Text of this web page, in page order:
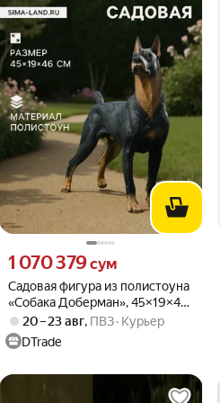
Садовая фигура из полистоуна
«Собака Доберман», 45×19×46
см
Цена 1070379 сум вместо
1 070 379сум
20 – 23 авг, ПВЗ Курьер
DTrade